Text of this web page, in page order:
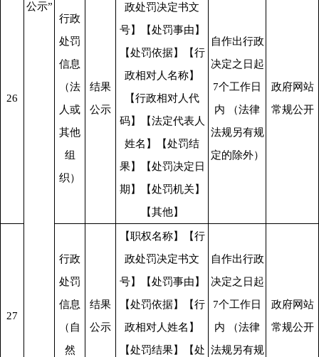
公示”
26
行政
处罚
信息
（法
人或
其他
组
织）
结果
公示
政处罚决定书文
号】【处罚事由】
【处罚依据】【行
政相对人名称】
【行政相对人代
码】【法定代表人
姓名】【处罚结
果】【处罚决定日
期】【处罚机关】
【其他】
自作出行政
决定之日起
7个工作日
内 （法律
法规另有规
定的除外）
政府网站
常规公开
27
行政
处罚
信息
（自
然
结果
公示
【职权名称】【行
政处罚决定书文
号】【处罚事由】
【处罚依据】【行
政相对人姓名】
【处罚结果】【处
自作出行政
决定之日起
7个工作日
内 （法律
法规另有规
政府网站
常规公开